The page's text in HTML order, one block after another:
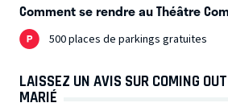
Comment se rendre au Théâtre
500 places de parkings gratuites
LAISSEZ UN AVIS SUR COMING
MARIÉ